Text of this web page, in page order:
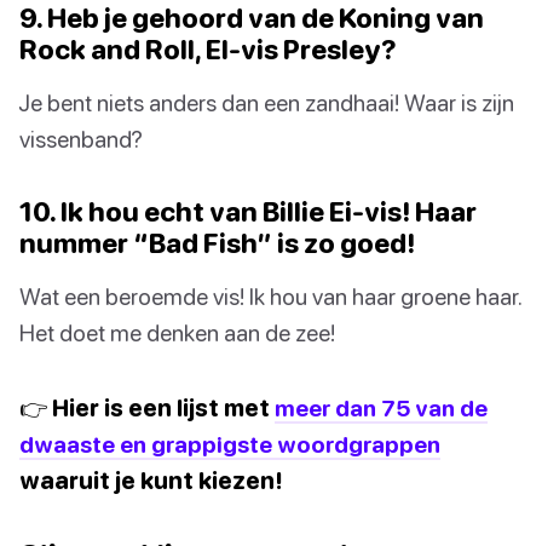
9. Heb je gehoord van de Koning van
Rock and Roll, El-vis Presley?
Je bent niets anders dan een zandhaai! Waar is zijn
vissenband?
10. Ik hou echt van Billie Ei-vis! Haar
nummer “Bad Fish” is zo goed!
Wat een beroemde vis! Ik hou van haar groene haar.
Het doet me denken aan de zee!
👉 Hier is een lijst met meer dan 75 van de
dwaaste en grappigste woordgrappen
waaruit je kunt kiezen!